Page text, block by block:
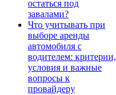
остаться под
завалами?
Что учитывать при
выборе аренды
автомобиля с
водителем: критерии,
условия и важные
вопросы к
провайдеру